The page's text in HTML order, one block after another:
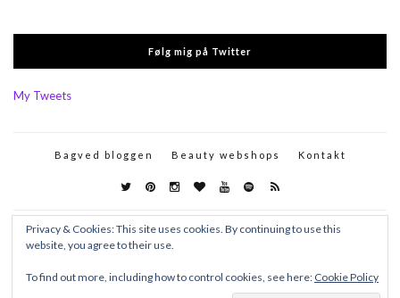
Følg mig på Twitter
My Tweets
Bagved bloggen Beauty webshops Kontakt
Privacy & Cookies: This site uses cookies. By continuing to use this
website, you agree to their use.
To find out more, including how to control cookies, see here: Cookie Policy